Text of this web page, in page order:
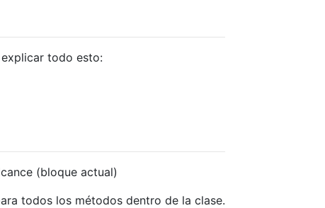
todo esto:
(bloque actual)
todos los métodos dentro de la clase.